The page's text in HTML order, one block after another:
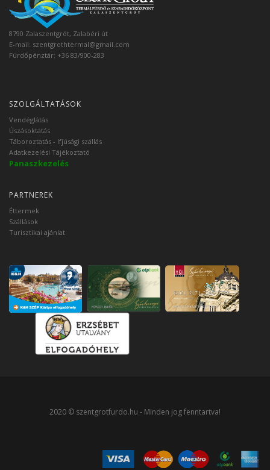
8790 Zalaszentgrót, Zalabéri út
E-mail: szentgrothtermal@gmail.com
Fürdőpénztár: +36 83/900-283
SZOLGÁLTATÁSOK
Vendéglátás
Úszásoktatás
Táboroztatás - Ifjúsági szállás
Adatkezelési Tájékoztató
Panaszkezelés
PARTNEREK
Éttermek
Szállások
Turisztikai ajánlat
2020 © szentgrotfurdo.hu - Minden jog fenntartva!